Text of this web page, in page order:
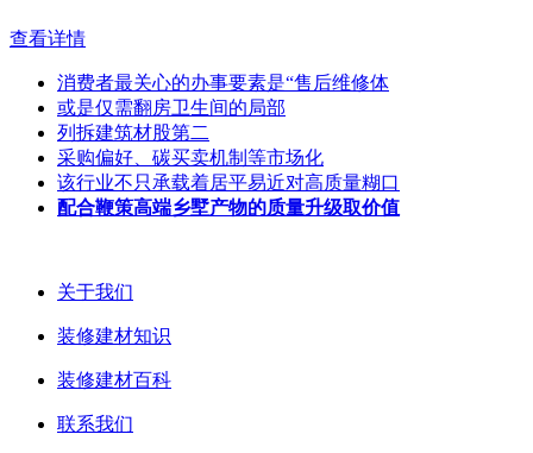
查看详情
消费者最关心的办事要素是“售后维修体
或是仅需翻房卫生间的局部
列拆建筑材股第二
采购偏好、碳买卖机制等市场化
该行业不只承载着居平易近对高质量糊口
配合鞭策高端乡墅产物的质量升级取价值
关于我们
装修建材知识
装修建材百科
联系我们